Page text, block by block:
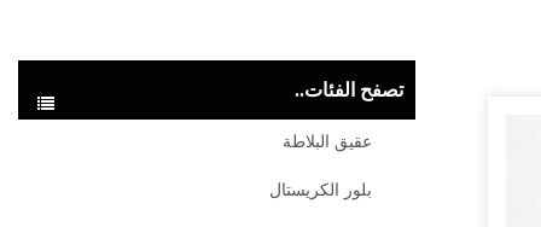
تصفح الفئات..
عقيق البلاطة
بلور الكريستال